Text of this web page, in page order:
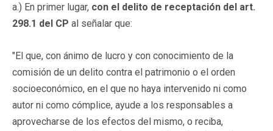
a.) En primer lugar, con el delito de receptación del art.
298.1 del CP al señalar que:
"El que, con ánimo de lucro y con conocimiento de la
comisión de un delito contra el patrimonio o el orden
socioeconómico, en el que no haya intervenido ni como
autor ni como cómplice, ayude a los responsables a
aprovecharse de los efectos del mismo, o reciba,